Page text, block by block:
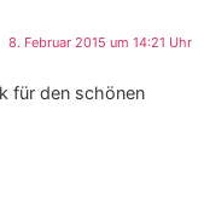
8. Februar 2015 um 14:21 Uhr
für den schönen